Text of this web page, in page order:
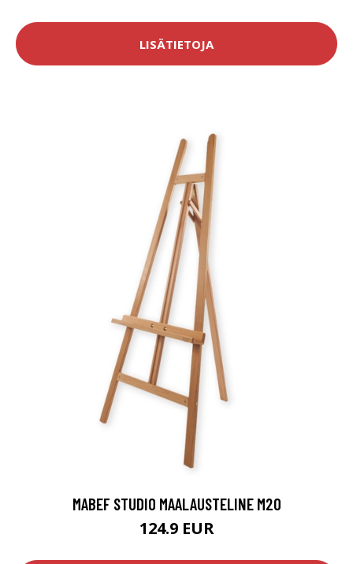
LISÄTIETOJA
MABEF STUDIO MAALAUSTELINE M20
124.9 EUR